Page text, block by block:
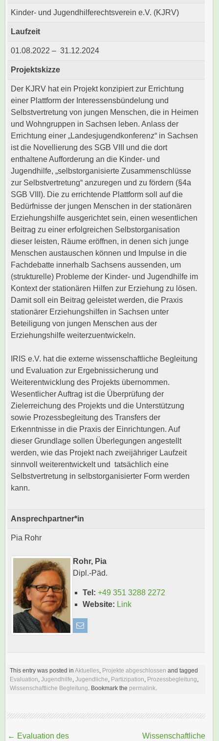
Kinder- und Jugendhilferechtsverein e.V. (KJRV)
Laufzeit
01.08.2022 – 31.12.2024
Projektskizze
Der KJRV hat ein Projekt konzipiert zur Errichtung
einer Plattform der Interessensbündelung und
Selbstvertretung von jungen Menschen, die in Heimen
und Wohngruppen in Sachsen leben. Anlass der
Errichtung einer „Landesjugendkonferenz“ in Sachsen
ist die Novellierung des SGB VIII und die dort
enthaltene Aufforderung an die Kinder- und
Jugendhilfe, „selbstorganisierte Zusammenschlüsse
zur Selbstvertretung“ anzuregen und zu fördern (§4a
SGB VIII). Die zu errichtende Plattform soll auf die
Bedürfnisse der jungen Menschen in der stationären
Erziehungshilfe ausgerichtet sein, einen wesentlichen
Beitrag zu einer erfolgreichen Selbstorganisation
dieser leisten, Räume eröffnen, in denen sich junge
Menschen austauschen können und Impulse in die
Fachdebatte innerhalb Sachsens aussenden, um
(strukturelle) Probleme der Kinder- und Jugendhilfe im
Kontext der stationären Hilfen zur Erziehung zu lösen.
Damit soll ein Beitrag geleistet werden, die Praxis
stationärer Erziehungshilfen in Sachsen unter
Beteiligung von jungen Menschen aus der
Erziehungshilfe weiterzuentwickeln.
IRIS e.V. hat die externe wissenschaftliche Begleitung
und Evaluation zur Ergebnissicherung und
Weiterentwicklung des Projekts übernommen.
Wesentlicher Auftrag ist die Überprüfung der
Zielerreichung des Projekts und die Unterstützung
sowie Prozessbegleitung des Transfers der
Erkenntnisse in die Praxis der Einrichtungen. Auf
dieser Grundlage sollen Überlegungen angestellt
werden, wie das Projekt nach zweijähriger Laufzeit
sinnvoll weiterentwickelt und tatsächlich eine
Selbstvertretung in selbstorganisierter Form werden
kann.
Ansprechpartner*in
Pia Rohr
Rohr, Pia
Dipl.-Päd.
Tel: +49 351 3288 2272
Website: Link
This entry was posted inAktuelles Projekte abgeschlossen and tagged
Evaluation ,Jugendhilfe ,Jugendliche Partizipation Prozessbegleitung
Wissenschaftliche Begleitung . Bookmark the permalink
Beitragsnavigation
← Evaluation des Wissenschaftliche